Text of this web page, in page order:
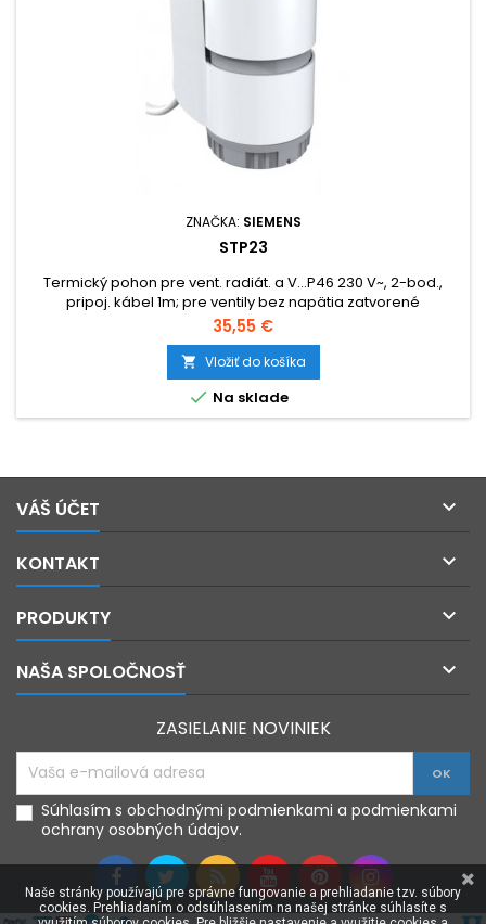
ZNAČKA: SIEMENS
STP23
Termický pohon pre vent. radiát. a V...P46 230 V~, 2-bod.,
pripoj. kábel 1m; pre ventily bez napätia zatvorené
Cena
35,55 €
 Vložiť do košíka
 Na sklade
VÁŠ ÚČET 
KONTAKT 
PRODUKTY 
NAŠA SPOLOČNOSŤ 
ZASIELANIE NOVINIEK
Súhlasím s obchodnými podmienkami a podmienkami
ochrany osobných údajov.
Naše stránky používajú pre správne fungovanie a prehliadanie tzv. súbory
cookies. Prehliadaním o odsúhlasením na našej stránke súhlasíte s